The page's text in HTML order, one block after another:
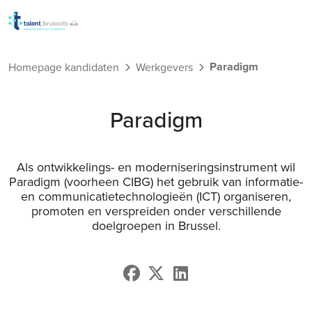
Homepage kandidaten Werkgevers Paradigm
Paradigm
Als ontwikkelings- en moderniseringsinstrument wil
Paradigm (voorheen CIBG) het gebruik van informatie-
en communicatietechnologieën (ICT) organiseren,
promoten en verspreiden onder verschillende
doelgroepen in Brussel.